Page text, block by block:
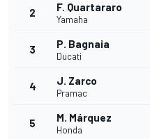
2 F. Quartararo
Yamaha
3 P. Bagnaia
Ducati
4 J. Zarco
Pramac
5 M. Márquez
Honda